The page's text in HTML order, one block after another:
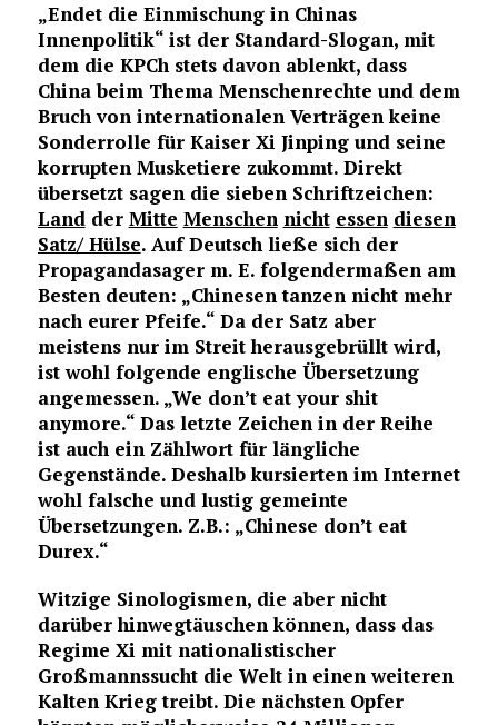
„Endet die Einmischung in Chinas
Innenpolitik“ ist der Standard-Slogan, mit
dem die KPCh stets davon ablenkt, dass
China beim Thema Menschenrechte und dem
Bruch von internationalen Verträgen keine
Sonderrolle für Kaiser Xi Jinping und seine
korrupten Musketiere zukommt. Direkt
übersetzt sagen die sieben Schriftzeichen:
Landder Mitte Menschen nicht essen diesen
Satz/ Hülse. Auf Deutsch ließe sich der
Propagandasager m. E. folgendermaßen am
Besten deuten: „Chinesen tanzen nicht mehr
nach eurer Pfeife.“ Da der Satz aber
meistens nur im Streit herausgebrüllt wird,
ist wohl folgende englische Übersetzung
angemessen. „We don’t eat your shit
anymore.“ Das letzte Zeichen in der Reihe
ist auch ein Zählwort für längliche
Gegenstände. Deshalb kursierten im Internet
wohl falsche und lustig gemeinte
Übersetzungen. Z.B.: „Chinese don’t eat
Durex.“
Witzige Sinologismen, die aber nicht
darüber hinwegtäuschen können, dass das
Regime Xi mit nationalistischer
Großmannssucht die Welt in einen weiteren
Kalten Krieg treibt. Die nächsten Opfer